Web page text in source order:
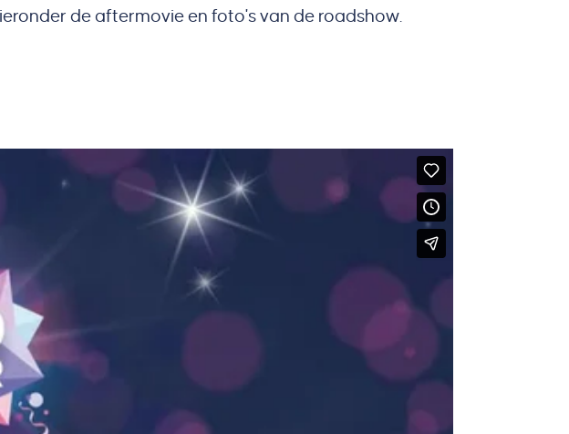
de aftermovie en foto's van de roadshow.